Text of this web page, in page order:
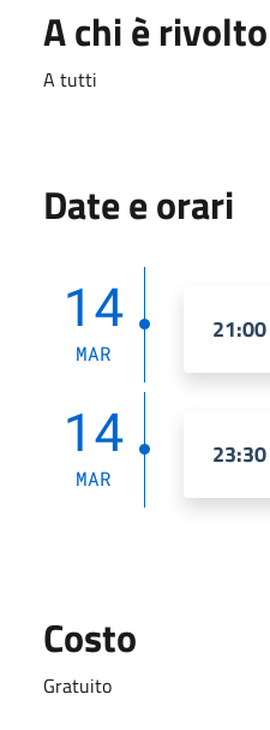
A chi è rivolto
A tutti
Date e orari
14
MAR
14
MAR
Costo
Gratuito